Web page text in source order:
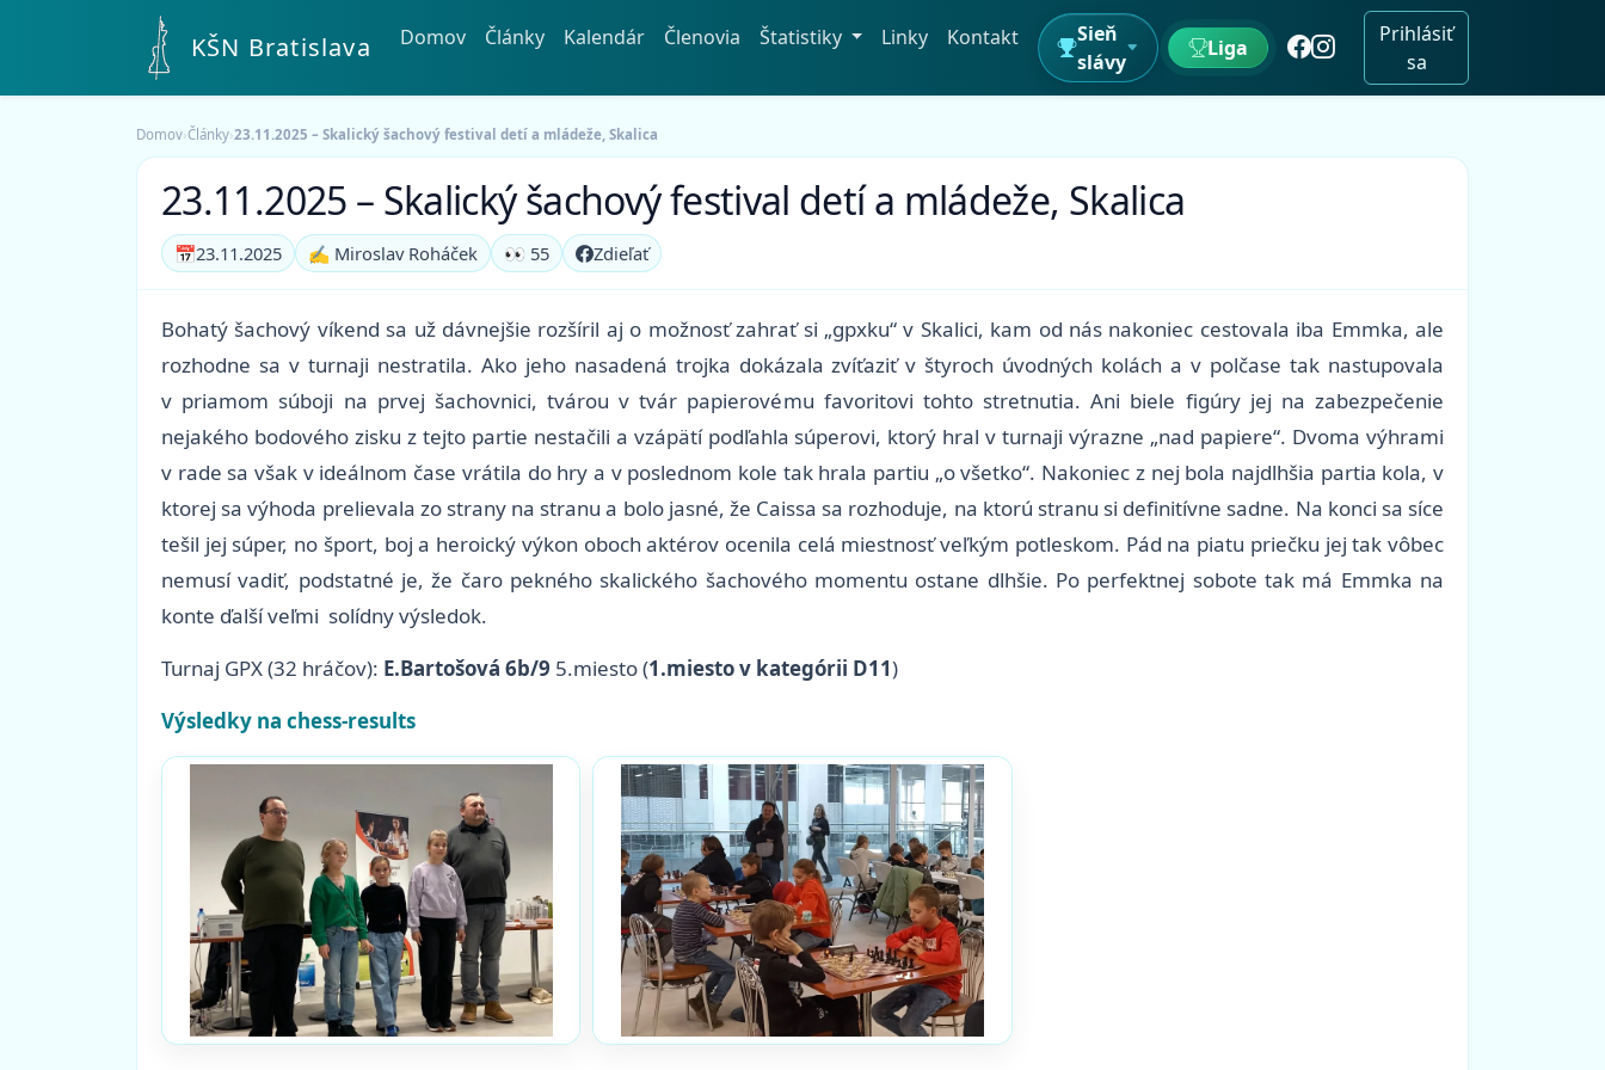
KŠN Bratislava Domov Články Kalendár Členovia Štatistiky Linky Kontakt
Sieň
slávy
Liga
Prihlásiť
sa
Domov›Články›23.11.2025 – Skalický šachový festival detí a mládeže, Skalica
23.11.2025 – Skalický šachový festival detí a mládeže, Skalica
📅23.11.2025 ✍️ Miroslav Roháček 👀 55 Zdieľať
Bohatý šachový víkend sa už dávnejšie rozšíril aj o možnosť zahrať si „gpxku“ v Skalici, kam od nás nakoniec cestovala iba Emmka, ale
rozhodne sa v turnaji nestratila. Ako jeho nasadená trojka dokázala zvíťaziť v štyroch úvodných kolách a v polčase tak nastupovala
v priamom súboji na prvej šachovnici, tvárou v tvár papierovému favoritovi tohto stretnutia. Ani biele figúry jej na zabezpečenie
nejakého bodového zisku z tejto partie nestačili a vzápätí podľahla súperovi, ktorý hral v turnaji výrazne „nad papiere“. Dvoma výhrami
v rade sa však v ideálnom čase vrátila do hry a v poslednom kole tak hrala partiu „o všetko“. Nakoniec z nej bola najdlhšia partia kola, v
ktorej sa výhoda prelievala zo strany na stranu a bolo jasné, že Caissa sa rozhoduje, na ktorú stranu si definitívne sadne. Na konci sa síce
tešil jej súper, no šport, boj a heroický výkon oboch aktérov ocenila celá miestnosť veľkým potleskom. Pád na piatu priečku jej tak vôbec
nemusí vadiť, podstatné je, že čaro pekného skalického šachového momentu ostane dlhšie. Po perfektnej sobote tak má Emmka na
konte ďalší veľmi solídny výsledok.
Turnaj GPX (32 hráčov): E.Bartošová 6b/9 5.miesto (1.miesto v kategórii D11)
Výsledky na chess-results